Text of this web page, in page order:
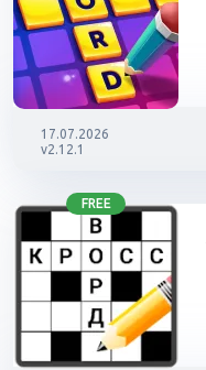
17.07.2026
v2.12.1
FREE